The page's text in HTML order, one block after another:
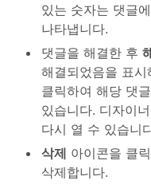
있는 숫자는 댓글
나타냅니다.
댓글을 해결한 후
해결되었음을 표
클릭하여 해당 댓
있습니다. 디자이
다시 열 수 있습니
삭제 아이콘을 클
삭제합니다.